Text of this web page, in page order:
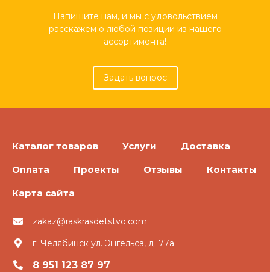
Напишите нам, и мы с удовольствием
расскажем о любой позиции из нашего
ассортимента!
Задать вопрос
Каталог товаров Услуги Доставка
Оплата Проекты Отзывы Контакты
Карта сайта
zakaz@raskrasdetstvo.com
г. Челябинск ул. Энгельса, д. 77а
8 951 123 87 97